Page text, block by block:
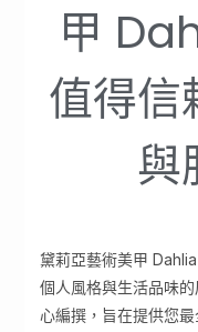
甲
值得信
與
黛莉亞藝術美甲
個人風格與生活品味
心編撰，旨在提供您